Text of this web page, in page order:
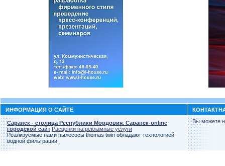
ИНФОРМАЦИЯ О САЙТЕ
Саранск - столица Республики Мордовия. Саранск-online
городской сайт Расценки на рекламные услуги
Реализуемые нами пылесосы thomas twin обладают технологией
водной фильтрации.
Вы можете